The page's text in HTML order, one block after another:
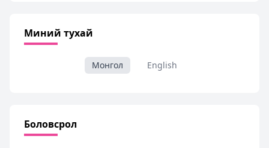
Миний тухай
Монгол English
Боловсрол